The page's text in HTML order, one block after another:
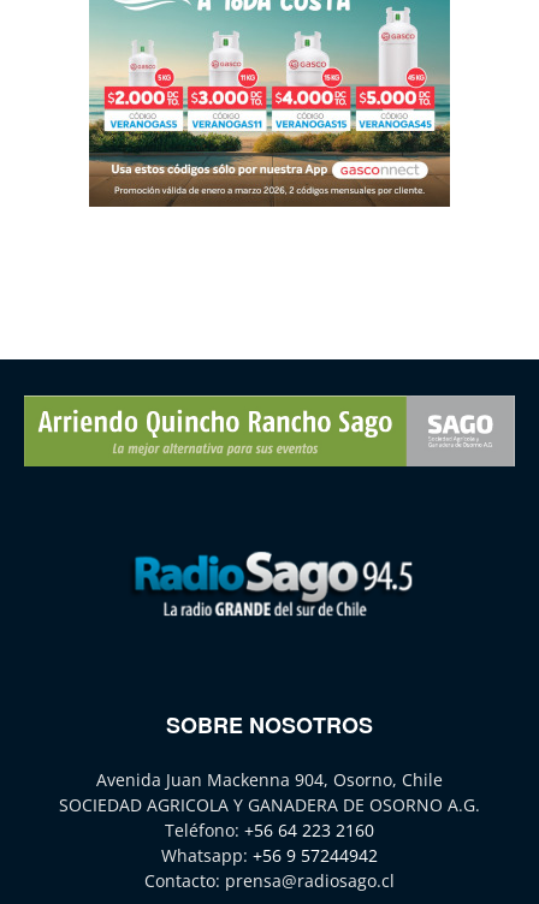
SOBRE NOSOTROS
Avenida Juan Mackenna 904, Osorno, Chile
SOCIEDAD AGRICOLA Y GANADERA DE OSORNO A.G.
Teléfono: +56 64 223 2160
Whatsapp: +56 9 57244942
Contacto: prensa@radiosago.cl